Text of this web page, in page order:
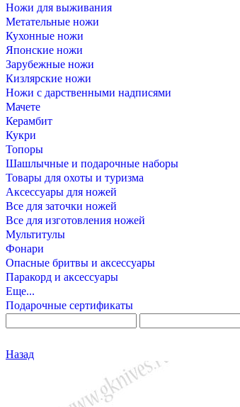
Ножи для выживания
Метательные ножи
Кухонные ножи
Японские ножи
Зарубежные ножи
Кизлярские ножи
Ножи с дарственными надписями
Мачете
Керамбит
Кукри
Топоры
Шашлычные и подарочные наборы
Товары для охоты и туризма
Аксессуары для ножей
Все для заточки ножей
Все для изготовления ножей
Мультитулы
Фонари
Опасные бритвы и аксессуары
Паракорд и аксессуары
Еще...
Подарочные сертификаты
Назад